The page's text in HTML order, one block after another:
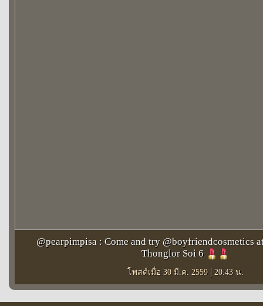
@pearpimpisa : Come and try @boyfriendcosmetics
Thonglor Soi 6
โพสต์เมื่อ 30 มี.ค. 2559 | 20:43 น.